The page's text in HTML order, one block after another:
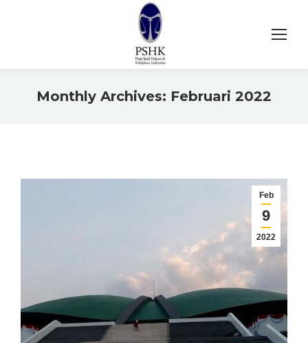
Monthly Archives: Februari 2022
Feb
9
2022